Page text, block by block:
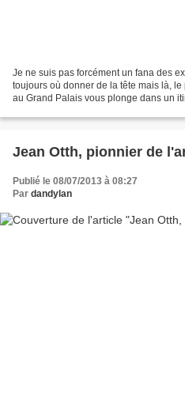
Je ne suis pas forcément un fana des
toujours où donner de la tête mais là,
au Grand Palais vous plonge dans un
Jean Otth, pionnier de
Publié le 08/07/2013 à 08:27
Par dandylan